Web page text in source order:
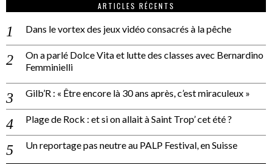
ARTICLES RÉCENTS
Dans le vortex des jeux vidéo consacrés à la pêche
On a parlé Dolce Vita et lutte des classes avec Bernardino
Femminielli
Gilb’R : « Être encore là 30 ans après, c’est miraculeux »
Plage de Rock : et si on allait à Saint Trop’ cet été ?
Un reportage pas neutre au PALP Festival, en Suisse